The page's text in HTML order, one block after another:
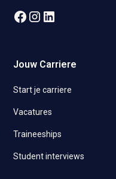
Jouw Carriere
Start je carriere
Vacatures
Traineeships
Student interviews